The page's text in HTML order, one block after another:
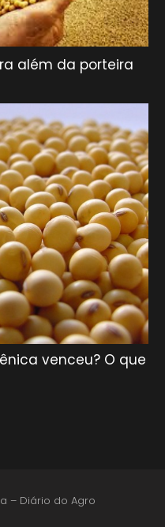
além da porteira
venceu? O que
– Diário do Agro